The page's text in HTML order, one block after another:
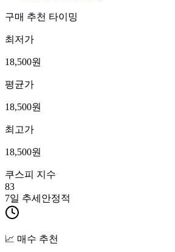
구매 추천 타이밍
최저가
18,500원
평균가
18,500원
최고가
18,500원
쿠스피 지수
83
7일 추세 안정적
📈 매수 추천